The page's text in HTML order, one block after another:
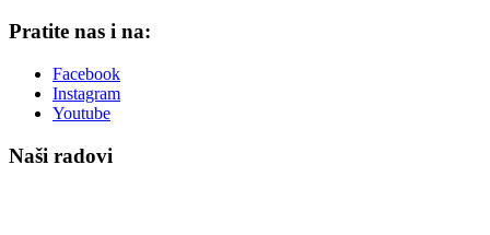
Pratite nas i na:
Facebook
Instagram
Youtube
Naši radovi